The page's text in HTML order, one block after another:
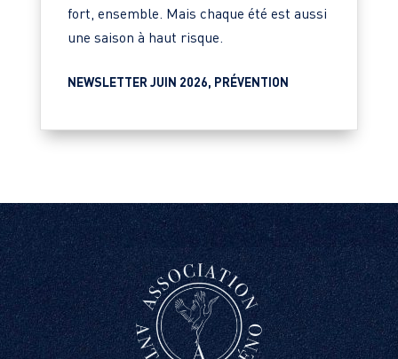
fort, ensemble. Mais chaque été est aussi
une saison à haut risque.
NEWSLETTER JUIN 2026, PRÉVENTION